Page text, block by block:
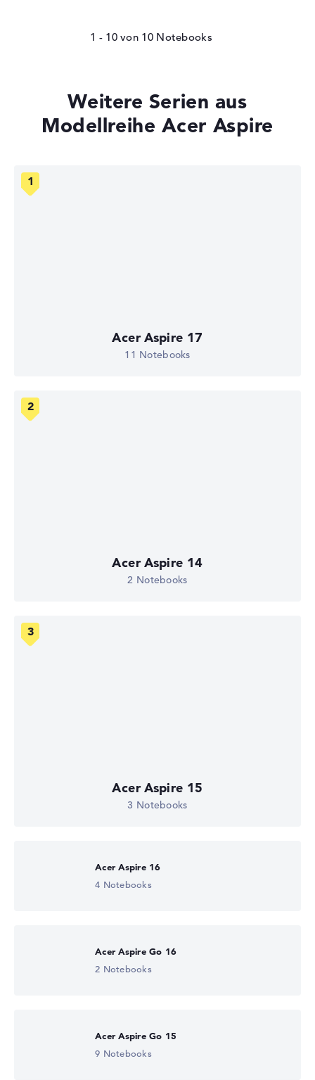
1 - 10von 10
Weitere Serien aus
Modellreihe Acer Aspire
Acer Aspire 17
11 Notebooks
Acer Aspire 14
2 Notebooks
Acer Aspire 15
3 Notebooks
Acer Aspire 16
4 Notebooks
Acer Aspire Go 16
2 Notebooks
Acer Aspire Go 15
9 Notebooks